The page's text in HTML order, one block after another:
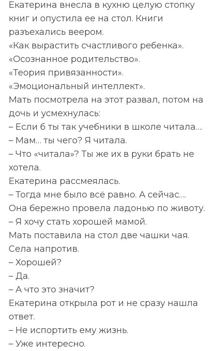
Екатерина внесла в кухню целую стопку
книг и опустила ее на стол. Книги
разъехались веером.
«Как вырастить счастливого ребенка».
«Осознанное родительство».
«Теория привязанности».
«Эмоциональный интеллект».
Мать посмотрела на этот развал, потом на
дочь и усмехнулась:
– Если б ты так учебники в школе читала….
– Мам… ты чего? Я читала.
– Что «читала»? Ты же их в руки брать не
хотела.
Екатерина рассмеялась.
– Тогда мне было всё равно. А сейчас….
Она бережно провела ладонью по животу.
– Я хочу стать хорошей мамой.
Мать поставила на стол две чашки чая.
Села напротив.
– Хорошей?
– Да.
– А что это значит?
Екатерина открыла рот и не сразу нашла
ответ.
– Не испортить ему жизнь.
– Уже интересно.